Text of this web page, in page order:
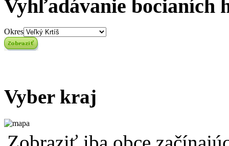
Vyhľadávanie bocianích
Okres
Vyber kraj